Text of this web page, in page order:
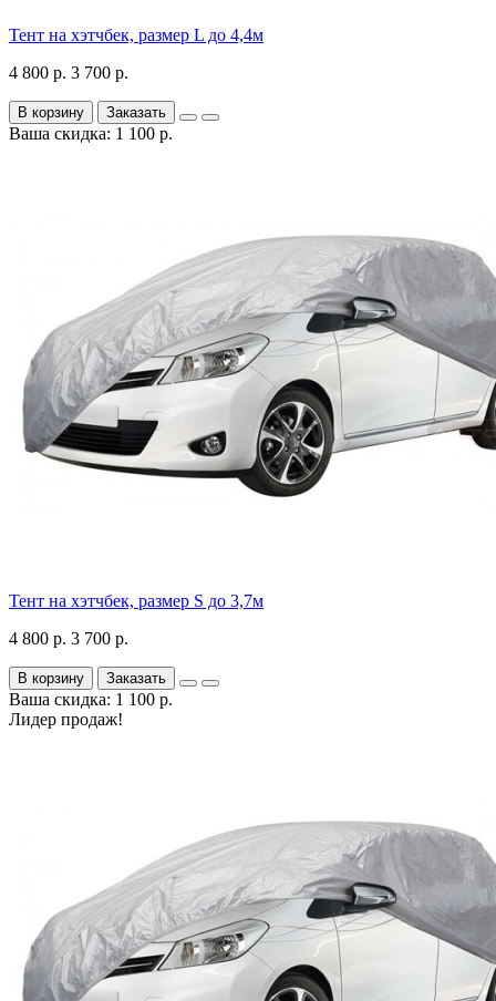
Тент на хэтчбек, размер L до 4,4м
4 800 р. 3 700 р.
В корзину Заказать
Ваша скидка: 1 100 р.
Тент на хэтчбек, размер S до 3,7м
4 800 р. 3 700 р.
В корзину Заказать
Ваша скидка: 1 100 р.
Лидер продаж!